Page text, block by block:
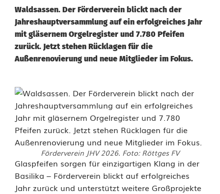
Waldsassen. Der Förderverein blickt nach der
Jahreshauptversammlung auf ein erfolgreiches Jahr
mit gläsernem Orgelregister und 7.780 Pfeifen
zurück. Jetzt stehen Rücklagen für die
Außenrenovierung und neue Mitglieder im Fokus.
Förderverein JHV 2026. Foto: Röttges FV
G
l
Glaspfeifen sorgen für einzigartigen Klang in der
Basilika – Förderverein blickt auf erfolgreiches
Jahr zurück und unterstützt weitere Großprojekte